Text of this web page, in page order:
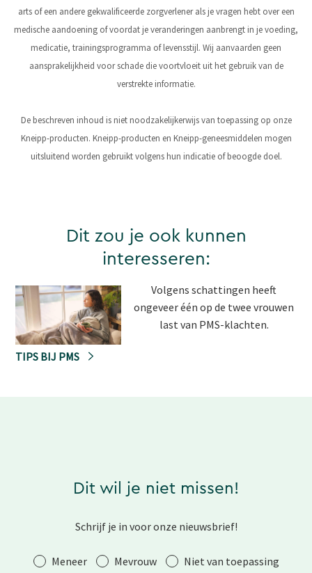
arts of een andere gekwalificeerde zorgverlener als je vragen hebt over een
medische aandoening of voordat je veranderingen aanbrengt in je voeding,
medicatie, trainingsprogramma of levensstijl. Wij aanvaarden geen
aansprakelijkheid voor schade die voortvloeit uit het gebruik van de
verstrekte informatie.
De beschreven inhoud is niet noodzakelijkerwijs van toepassing op onze
Kneipp-producten. Kneipp-producten en Kneipp-geneesmiddelen mogen
uitsluitend worden gebruikt volgens hun indicatie of beoogde doel.
Dit zou je ook kunnen
interesseren:
Volgens schattingen heeft
ongeveer één op de twee vrouwen
last van PMS-klachten.
TIPS BIJ PMS
Dit wil je niet missen!
Schrijf je in voor onze nieuwsbrief!
AanhefMeneer Mevrouw Niet van toepassing